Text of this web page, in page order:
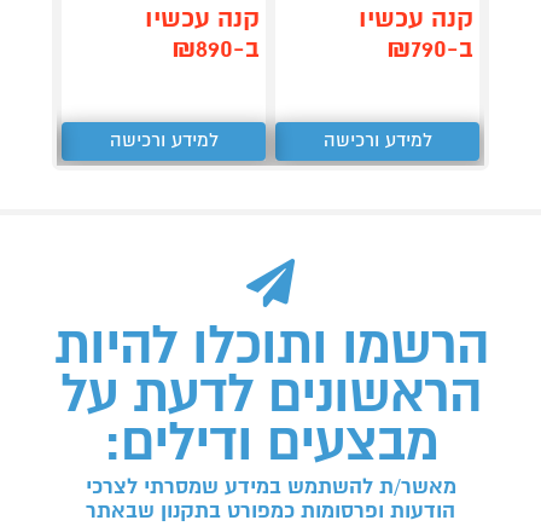
קנה עכשיו
ב-₪790
למידע ורכישה
קנה עכשיו
ב-₪890
למידע ורכישה
הרשמו ותוכלו להיות
הראשונים לדעת על
מבצעים ודילים:
מאשר/ת להשתמש במידע שמסרתי לצרכי
הודעות ופרסומות כמפורט בתקנון שבאתר